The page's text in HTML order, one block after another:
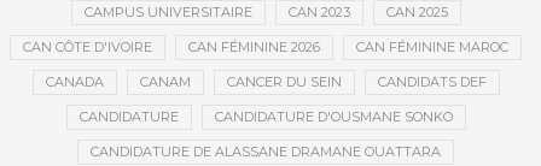
CAMPUS UNIVERSITAIRE CAN 2023 CAN 2025
CAN CÔTE D'IVOIRE CAN FÉMININE 2026 CAN FÉMININE MAROC
CANADA CANAM CANCER DU SEIN CANDIDATS DEF
CANDIDATURE CANDIDATURE D'OUSMANE SONKO
CANDIDATURE DE ALASSANE DRAMANE OUATTARA